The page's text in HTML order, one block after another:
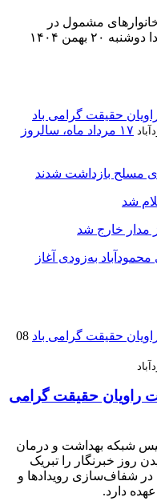
خانوار‌های مشمول در
دهک‌های درآمدی چهارم تا هفتم، از فردا دوشنبه ۲۰ بهمن ۱۴۰۴
۱۷ مرداد ماه، سالروز
شد
۵۰۰ مگاواتی محمودآباد به‌زودی آغاز
08
راویان حقیقت گرامی
شبکه بهداشت و درمان
روز خبرنگار را تبریک
شفاف‌سازی رویدادها و
عهده دارد.